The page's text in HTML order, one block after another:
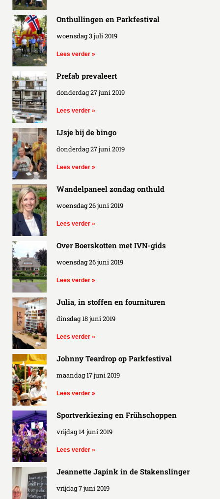
Onthullingen en Parkfestival
woensdag 3 juli 2019
Lees verder »
Prefab prevaleert
donderdag 27 juni 2019
Lees verder »
IJsje bij de bingo
donderdag 27 juni 2019
Lees verder »
Wandelpaneel zondag onthuld
woensdag 26 juni 2019
Lees verder »
Over Boerskotten met IVN-gids
woensdag 26 juni 2019
Lees verder »
Julia, in stoffen en fournituren
dinsdag 18 juni 2019
Lees verder »
Johnny Teardrop op Parkfestival
maandag 17 juni 2019
Lees verder »
Sportverkiezing en Frühschoppen
vrijdag 14 juni 2019
Lees verder »
Jeannette Japink in de Stakenslinger
vrijdag 7 juni 2019